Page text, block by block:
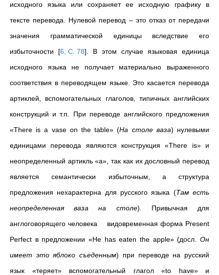
исходного языка или сохраняет ее исходную графику в
тексте перевода. Нулевой перевод – этоотказ от передачи
значения грамматической единицы вследствие его
избыточности [6, С. 78] . В этом случае языковая единица
исходного языка не получает материально выраженного
соответствия в переводящем языке. Это касается перевода
артиклей, вспомогательных глаголов, типичных английских
конструкций и т.п. При переводе английского предложения
«There is a vase on the table» (На столе ваза) нулевыми
единицами перевода являются конструкция «There is» и
неопределенный артикль «a», так как их дословный перевод
является семантически избыточным, а структура
предложения нехарактерна для русского языка (Там есть
неопределенная ваза на столе). Привычная для
англоговорящего человека видовременная форма Present
Perfect в предложении «He has eaten the apple» (досл. Он
имеет это яблоко съеденным) при переводе на русский
язык «теряет» вспомогательный глагол «to have» и